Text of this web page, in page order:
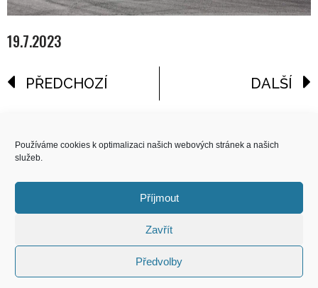
Používáme cookies k optimalizaci našich webových stránek a našich
služeb.
Příjmout
Zavřít
Předvolby
19.7.2023
PŘEDCHOZÍ DALŠÍ
COPYRIGHT
© 2026 Speed Limit,
All Rights Reserved